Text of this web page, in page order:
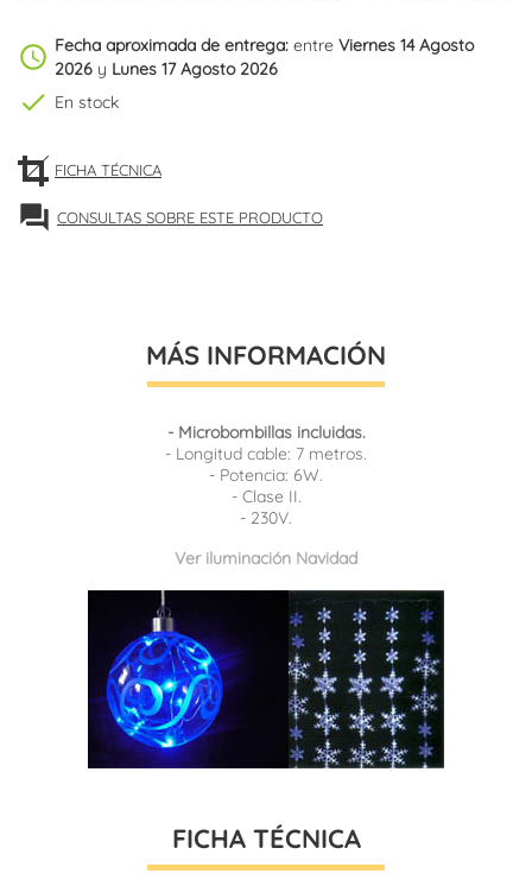
schedule Fecha aproximada de entrega: entre Viernes 14 Agosto
2026 y Lunes 17 Agosto 2026
check En stock
FICHA TÉCNICA
forum CONSULTAS SOBRE ESTE PRODUCTO
MÁS INFORMACIÓN
- Microbombillas incluidas.
- Longitud cable: 7 metros.
- Potencia: 6W.
- Clase II.
- 230V.
Ver iluminación Navidad
FICHA TÉCNICA